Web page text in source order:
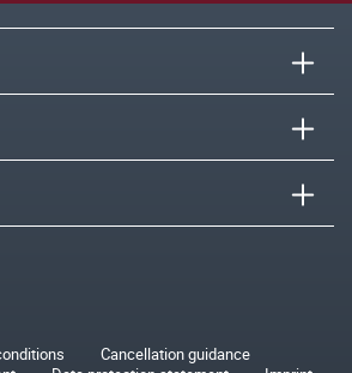
Cancellation guidance